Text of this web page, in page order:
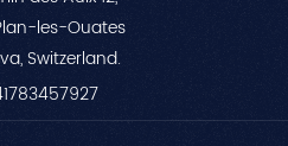
les-Ouates
Switzerland.